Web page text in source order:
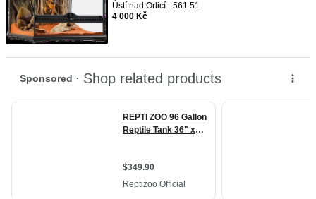
Ústí nad Orlicí - 561 51
4 000 Kč